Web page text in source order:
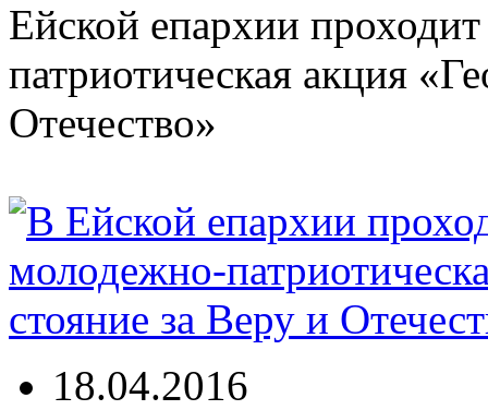
Ейской епархии
патриотическая акция
Отечество»
18.04.2016